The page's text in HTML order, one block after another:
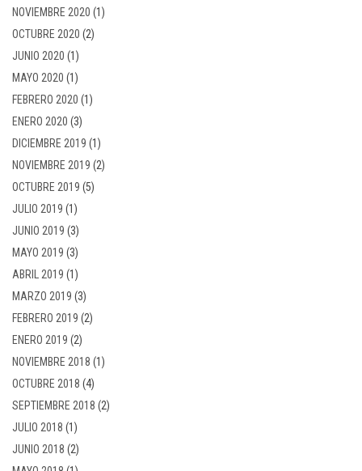
NOVIEMBRE 2020 (1)
OCTUBRE 2020 (2)
JUNIO 2020 (1)
MAYO 2020 (1)
FEBRERO 2020 (1)
ENERO 2020 (3)
DICIEMBRE 2019 (1)
NOVIEMBRE 2019 (2)
OCTUBRE 2019 (5)
JULIO 2019 (1)
JUNIO 2019 (3)
MAYO 2019 (3)
ABRIL 2019 (1)
MARZO 2019 (3)
FEBRERO 2019 (2)
ENERO 2019 (2)
NOVIEMBRE 2018 (1)
OCTUBRE 2018 (4)
SEPTIEMBRE 2018 (2)
JULIO 2018 (1)
JUNIO 2018 (2)